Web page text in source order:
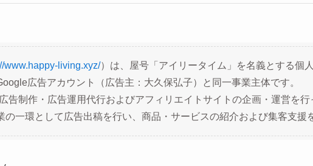
www.happy-living.xyz/）は、屋号「アイリータイム」を名義とする個
広告アカウント（広告主：大久保弘子）と同一事業主体です。
告制作・広告運用代行およびアフィリエイトサイトの企画・運営を行
の一環として広告出稿を行い、商品・サービスの紹介および集客支援